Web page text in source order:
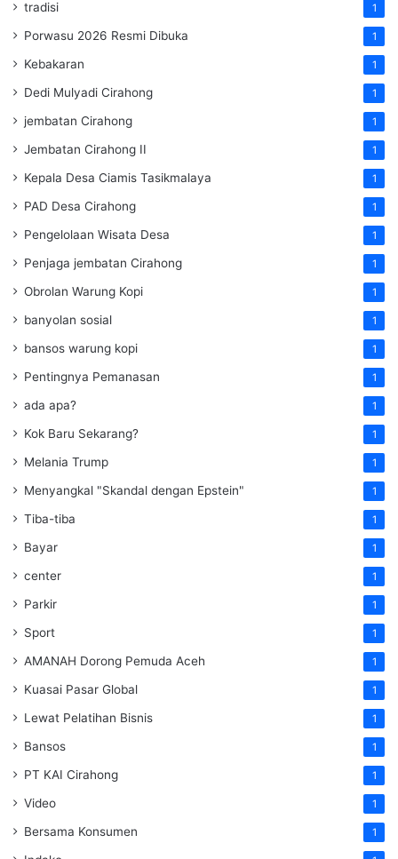
tradisi 1
Porwasu 2026 Resmi Dibuka 1
Kebakaran 1
Dedi Mulyadi Cirahong 1
jembatan Cirahong 1
Jembatan Cirahong II 1
Kepala Desa Ciamis Tasikmalaya 1
PAD Desa Cirahong 1
Pengelolaan Wisata Desa 1
Penjaga jembatan Cirahong 1
Obrolan Warung Kopi 1
banyolan sosial 1
bansos warung kopi 1
Pentingnya Pemanasan 1
ada apa? 1
Kok Baru Sekarang? 1
Melania Trump 1
Menyangkal "Skandal dengan Epstein" 1
Tiba-tiba 1
Bayar 1
center 1
Parkir 1
Sport 1
AMANAH Dorong Pemuda Aceh 1
Kuasai Pasar Global 1
Lewat Pelatihan Bisnis 1
Bansos 1
PT KAI Cirahong 1
Video 1
Bersama Konsumen 1